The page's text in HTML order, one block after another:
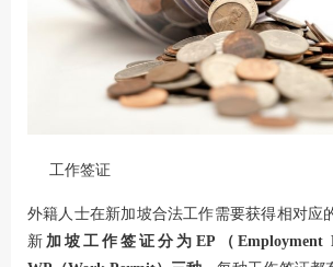
工作签证
外籍人士在新加坡合法工作需要获得相对应
新 加坡工作签证分为EP（Employment